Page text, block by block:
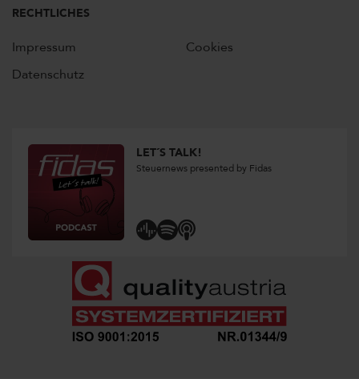
RECHTLICHES
Impressum
Datenschutz
Cookies
LET´S TALK!
Steuernews presented by Fidas